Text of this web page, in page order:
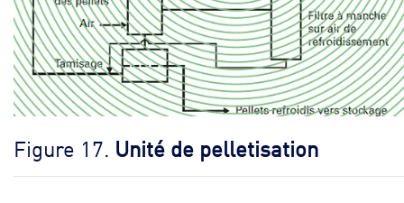
Figure 17. Unité de pelletisation